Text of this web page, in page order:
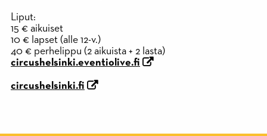
Liput:
15 € aikuiset
10 € lapset (alle 12-v.)
40 € perhelippu (2 aikuista + 2 lasta)
circushelsinki.eventiolive.fi
circushelsinki.fi